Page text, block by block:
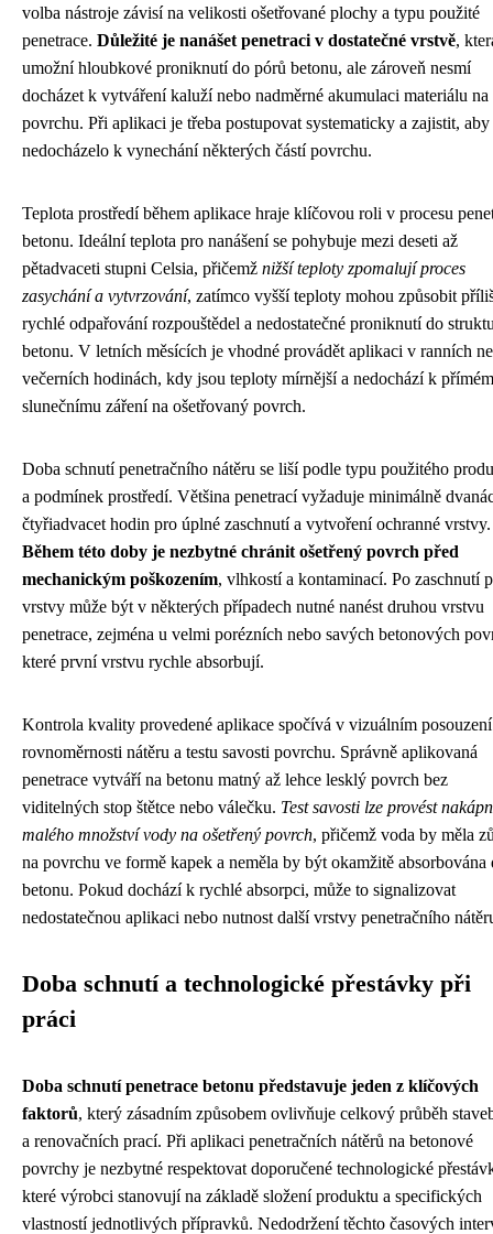
volba nástroje závisí na velikosti ošetřované plochy a typu použité
penetrace. Důležité je nanášet penetraci v dostatečné vrstvě,
umožní hloubkové proniknutí do pórů betonu, ale zároveň nesmí
docházet k vytváření kaluží nebo nadměrné akumulaci materiálu na
povrchu. Při aplikaci je třeba postupovat systematicky a zajistit, aby
nedocházelo k vynechání některých částí povrchu.
Teplota prostředí během aplikace hraje klíčovou roli v procesu
betonu. Ideální teplota pro nanášení se pohybuje mezi deseti až
pětadvaceti stupni Celsia, přičemž nižší teploty zpomalují proces
zasychání a vytvrzování, zatímco vyšší teploty mohou způsobit
rychlé odpařování rozpouštědel a nedostatečné proniknutí do
betonu. V letních měsících je vhodné provádět aplikaci v ranních
večerních hodinách, kdy jsou teploty mírnější a nedochází k
slunečnímu záření na ošetřovaný povrch.
Doba schnutí penetračního nátěru se liší podle typu použitého
a podmínek prostředí. Většina penetrací vyžaduje minimálně
čtyřiadvacet hodin pro úplné zaschnutí a vytvoření ochranné vrstvy.
Během této doby je nezbytné chránit ošetřený povrch před
mechanickým poškozením, vlhkostí a kontaminací. Po zaschnutí
vrstvy může být v některých případech nutné nanést druhou vrstvu
penetrace, zejména u velmi porézních nebo savých betonových
které první vrstvu rychle absorbují.
Kontrola kvality provedené aplikace spočívá v vizuálním posouzení
rovnoměrnosti nátěru a testu savosti povrchu. Správně aplikovaná
penetrace vytváří na betonu matný až lehce lesklý povrch bez
viditelných stop štětce nebo válečku. Test savosti lze provést
malého množství vody na ošetřený povrch, přičemž voda by měla
na povrchu ve formě kapek a neměla by být okamžitě absorbována
betonu. Pokud dochází k rychlé absorpci, může to signalizovat
nedostatečnou aplikaci nebo nutnost další vrstvy penetračního
Doba schnutí a technologické přestávky při
práci
Doba schnutí penetrace betonu představuje jeden z klíčových
faktorů, který zásadním způsobem ovlivňuje celkový průběh
a renovačních prací. Při aplikaci penetračních nátěrů na betonové
povrchy je nezbytné respektovat doporučené technologické
které výrobci stanovují na základě složení produktu a specifických
vlastností jednotlivých přípravků. Nedodržení těchto časových